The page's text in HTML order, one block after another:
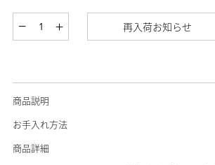
再入荷お知らせ
商品説明
お手入れ方法
商品詳細